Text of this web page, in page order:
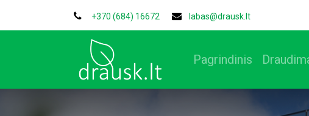
+370 (684) 16672 labas@drausk.lt
Pagrindinis